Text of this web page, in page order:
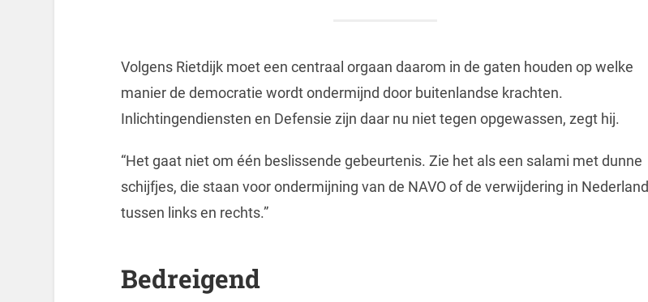
Volgens Rietdijk moet een centraal orgaan daarom in de gaten houden op welke
manier de democratie wordt ondermijnd door buitenlandse krachten.
Inlichtingendiensten en Defensie zijn daar nu niet tegen opgewassen, zegt hij.
“Het gaat niet om één beslissende gebeurtenis. Zie het als een salami met dunne
schijfjes, die staan voor ondermijning van de NAVO of de verwijdering in Nederland
tussen links en rechts.”
Bedreigend